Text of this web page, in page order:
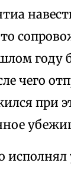
году
чего
при